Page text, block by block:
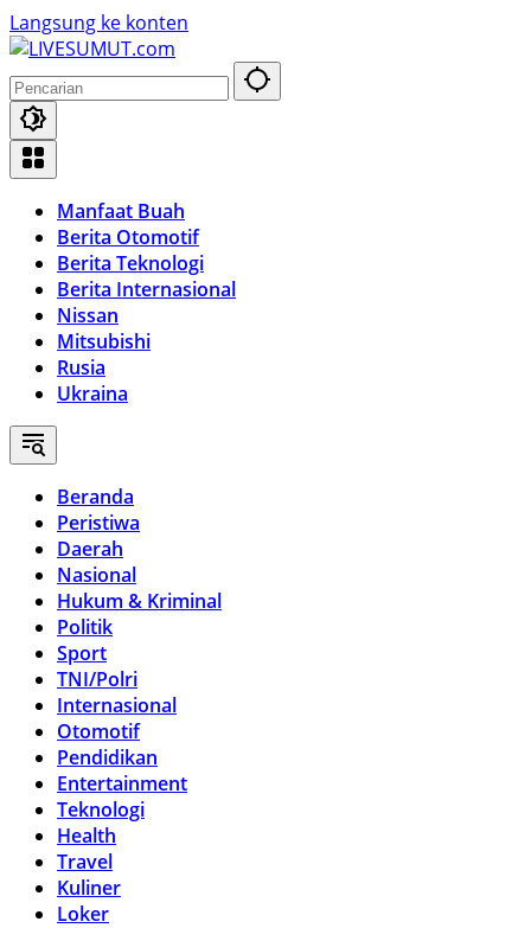
Langsung ke konten
Manfaat Buah
Berita Otomotif
Berita Teknologi
Berita Internasional
Nissan
Mitsubishi
Rusia
Ukraina
Beranda
Peristiwa
Daerah
Nasional
Hukum & Kriminal
Politik
Sport
TNI/Polri
Internasional
Otomotif
Pendidikan
Entertainment
Teknologi
Health
Travel
Kuliner
Loker